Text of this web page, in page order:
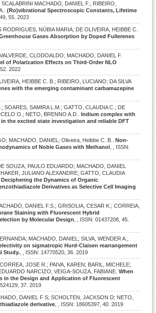
MACHADO, DANIEL F.; RIBEIRO,
(Ro)vibrational Spectroscopic Constants, Lifetime
55. 2023
NÚBIA MARIA; DE OLIVEIRA, HEIBBE C.
Gases Absorption by Doped Fullerenes
CLODOALDO; MACHADO, DANIEL F.
of Polarization Effects on Third-Order NLO
2022
HEIBBE C. B.; RIBEIRO, LUCIANO; DA SILVA
with the emerging contaminant carbamazepine
SOARES, SAMIRA L.M.; GATTO, CLAUDIA C.; DE
O.; NETO, BRENNO A.D..Indium complex with
the excited state investigation and reliable DFT
MACHADO, DANIEL; Oliveira, Heibbe C. B.. Non-
of Noble Gases with Methanol , , ISSN:
SOUZA, PAULO EDUARDO; MACHADO, DANIEL
JULIANO ALEXANDRE; GATTO, CLAUDIA
Deciphering the Dynamics of Organic
Derivatives as Selective Cell Imaging
DANIEL F.S.; GRISOLIA, CESAR K.; CORREIA,
Staining with Fluorescent Hybrid
by Molecular Design
, , ISSN: 01437208, 45.
MACHADO, DANIEL; SILVA, WENDER A.;
on sigmatropic Hurd-Claisen rearrangement
Study. , , ISSN: 14770520, 36. 2019
JOSE R.; PAIVA, KAREN; BARIL, MICHELE;
NARCIZO; VEIGA-SOUZA, FABIANE.When
in the Design and Application of Fluorescent
37. 2019
DANIEL F S; SCHOLTEN, JACKSON D; NETO,
derivative , , ISSN: 18605397, 40. 2019